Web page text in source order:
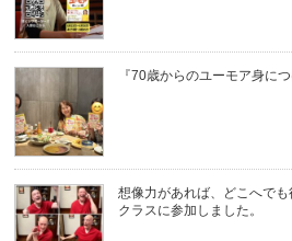
『70歳からのユーモア身に
想像力があれば、どこへで
クラスに参加しました。